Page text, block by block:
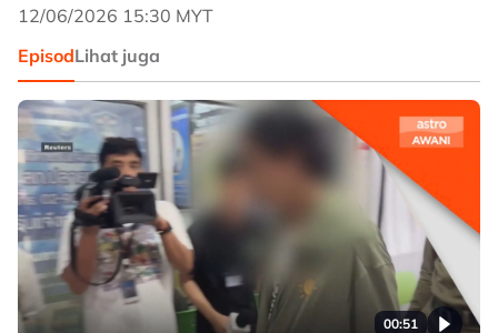
12/06/2026 15:30 MYT
EpisodLihat juga
00:51